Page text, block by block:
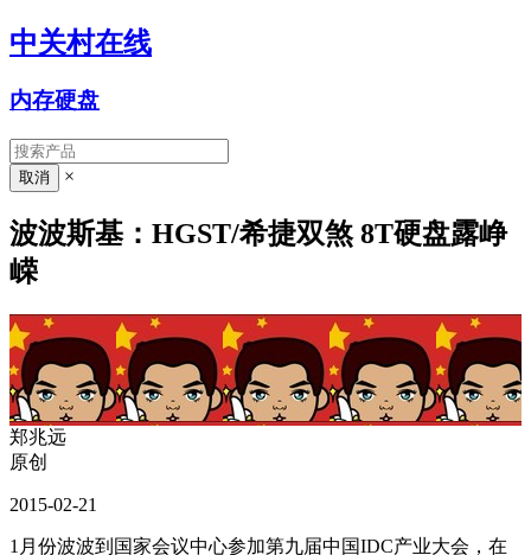
中关村在线
内存硬盘
×
波波斯基：HGST/希捷双煞 8T硬盘露峥
嵘
郑兆远
原创
2015-02-21
1月份波波到国家会议中心参加第九届中国IDC产业大会，在